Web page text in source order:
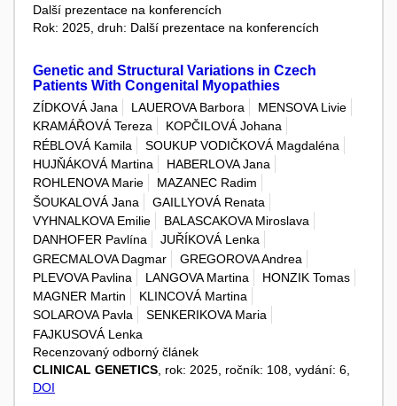
Další prezentace na konferencích
Rok: 2025, druh: Další prezentace na konferencích
Genetic and Structural Variations in Czech
Patients With Congenital Myopathies
ZÍDKOVÁ Jana LAUEROVA Barbora
MENSOVA Livie
KRAMÁŘOVÁ Tereza
KOPČILOVÁ Johana
RÉBLOVÁ Kamila
SOUKUP VODIČKOVÁ Magdaléna
HUJŇÁKOVÁ Martina
HABERLOVA Jana
ROHLENOVA Marie
MAZANEC Radim
ŠOUKALOVÁ Jana
GAILLYOVÁ Renata
VYHNALKOVA Emilie
BALASCAKOVA Miroslava
DANHOFER Pavlína
JUŘÍKOVÁ Lenka
GRECMALOVA Dagmar
GREGOROVA Andrea
PLEVOVA Pavlina
LANGOVA Martina
HONZIK Tomas
MAGNER Martin
KLINCOVÁ Martina
SOLAROVA Pavla
SENKERIKOVA Maria
FAJKUSOVÁ Lenka
Recenzovaný odborný článek
CLINICAL GENETICS , rok: 2025, ročník: 108, vydání: 6,
DOI